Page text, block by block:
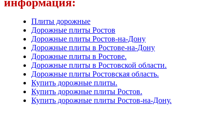
Плиты дорожные
Дорожные плиты Ростов
Дорожные плиты Ростов-на-Дону
Дорожные плиты в Ростове-на-Дону
Дорожные плиты в Ростове.
Дорожные плиты в Ростовской области.
Дорожные плиты Ростовская область.
Купить дорожные плиты.
Купить дорожные плиты Ростов.
Купить дорожные плиты Ростов-на-Дону.